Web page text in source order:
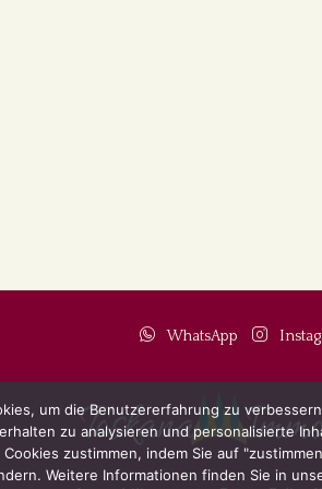
WhatsApp
um die Benutzererfahrung zu
zu analysieren und personalisierte
zustimmen, indem Sie auf
Weitere Informationen finden Sie in